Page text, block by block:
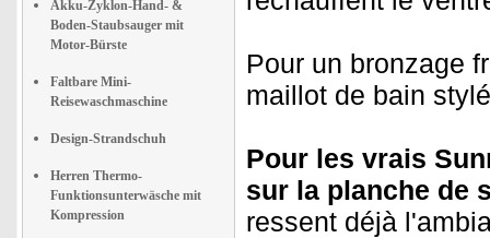
Akku-Zyklon-Hand- &
Boden-Staubsauger mit
Motor-Bürste
Faltbare Mini-
Reisewaschmaschine
Design-Strandschuh
Herren Thermo-
Funktionsunterwäsche mit
Kompression
Pour un bronzage
maillot de bain
Pour les vrais
sur la planche de
ressent déjà